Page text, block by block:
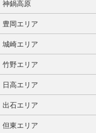
神鍋高原
豊岡エリア
城崎エリア
竹野エリア
日高エリア
出石エリア
但東エリア